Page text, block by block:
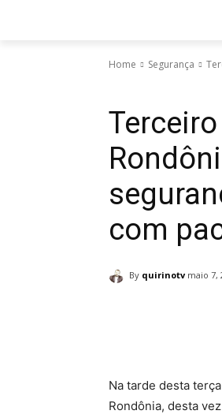
Home Segurança
com
By quirinotv maio 7,
Na tarde desta
Rondônia, desta